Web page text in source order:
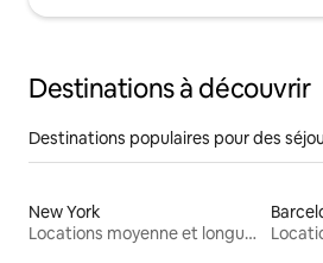
Destinations à découvrir
Destinations populaires pour des
New York
Locations moyenne et longue durée